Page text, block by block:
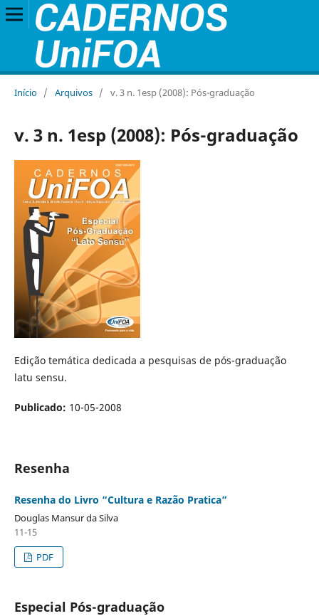
Início / Arquivos / v. 3 n. 1esp (2008): Pós-graduação
v. 3 n. 1esp (2008): Pós-graduação
Edição temática dedicada a pesquisas de pós-graduação
latu sensu.
Publicado: 10-05-2008
Resenha
Resenha do Livro “Cultura e Razão Pratica”
Douglas Mansur da Silva
11-15
PDF
Especial Pós-graduação